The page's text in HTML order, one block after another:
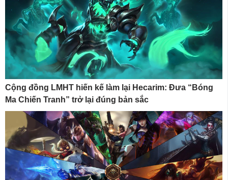
Cộng đồng LMHT hiến kế làm lại Hecarim: Đưa “Bóng
Ma Chiến Tranh” trở lại đúng bản sắc